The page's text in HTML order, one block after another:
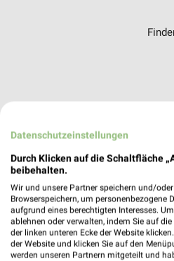
Datenschutzeinstellungen
Durch Klicken auf die Schaltfläche
beibehalten.
Wir und unsere Partner speichern und/
Browserspeichern, um personenbezogene
aufgrund eines berechtigten Interesses.
ablehnen oder verwalten, indem Sie auf
der linken unteren Ecke der Website
der Website und klicken Sie auf den
werden unseren Partnern mitgeteilt und